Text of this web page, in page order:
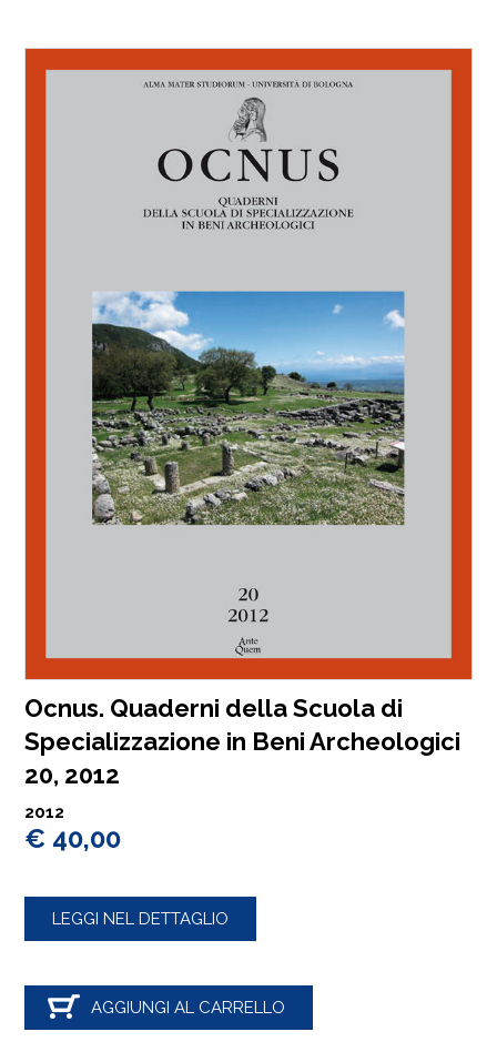
Ocnus. Quaderni della Scuola di
Specializzazione in Beni Archeologici
20, 2012
2012
€ 40,00
LEGGI NEL DETTAGLIO
AGGIUNGI AL CARRELLO